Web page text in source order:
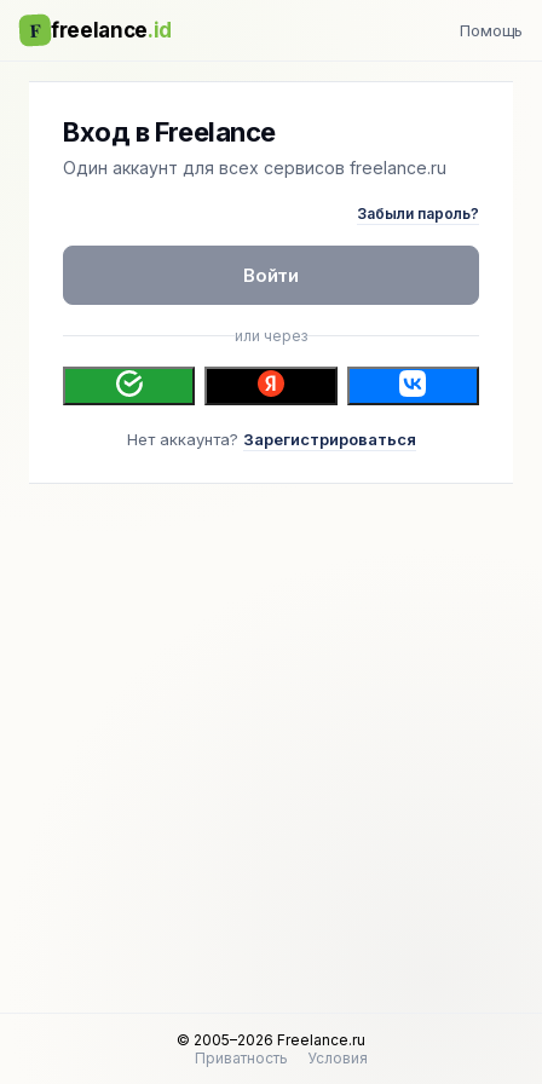
F freelance.id Помощь
Вход в Freelance
Один аккаунт для всех сервисов freelance.ru
Забыли пароль?
Войти
или через
Нет аккаунта? Зарегистрироваться
© 2005–2026 Freelance.ru
Приватность
Условия